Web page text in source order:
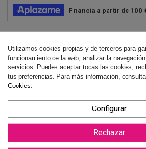
Utilizamos cookies propias y de terceros para
funcionamiento de la web, analizar la
servicios. Puedes aceptar todas las cookies,
tus preferencias. Para más información,
Cookies
Configurar
Rechazar